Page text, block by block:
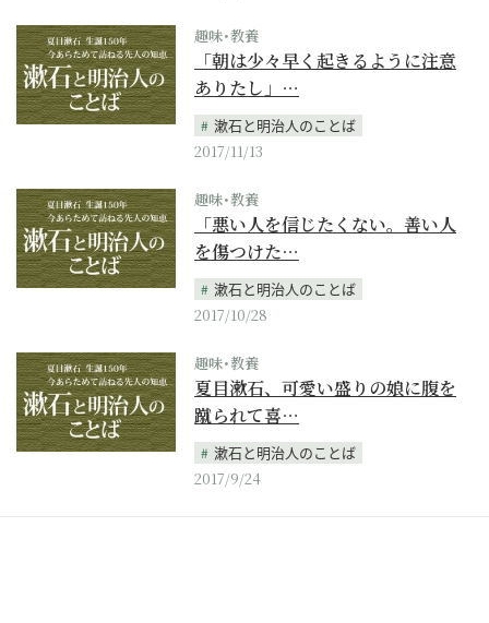
趣味･教養
「朝は少々早く起きるように注意
ありたし」…
漱石と明治人のことば
2017/11/13
趣味･教養
「悪い人を信じたくない。善い人
を傷つけた…
漱石と明治人のことば
2017/10/28
趣味･教養
夏目漱石、可愛い盛りの娘に腹を
蹴られて喜…
漱石と明治人のことば
2017/9/24